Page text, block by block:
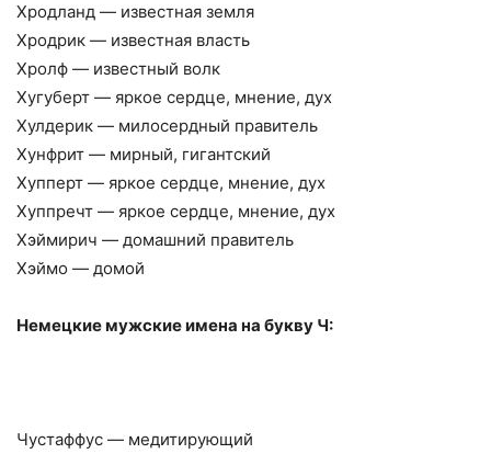
Хродланд — известная земля
Хродрик — известная власть
Хролф — известный волк
Хугуберт — яркое сердце, мнение, дух
Хулдерик — милосердный правитель
Хунфрит — мирный, гигантский
Хупперт — яркое сердце, мнение, дух
Хуппречт — яркое сердце, мнение, дух
Хэймирич — домашний правитель
Хэймо — домой
Немецкие мужские имена на букву Ч:
Чустаффус — медитирующий